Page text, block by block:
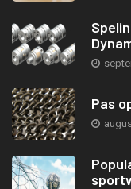
Pas